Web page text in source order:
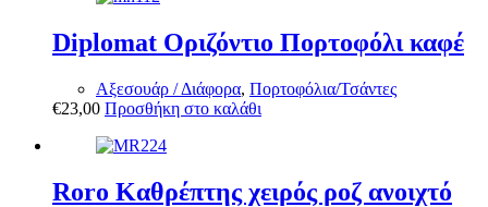
Diplomat Oριζόντιο Πορτοφόλι καφέ
Αξεσουάρ / Διάφορα, Πορτοφόλια/Τσάντες
€23,00 Προσθήκη στο καλάθι
Roro Καθρέπτης χειρός ροζ ανοιχτό